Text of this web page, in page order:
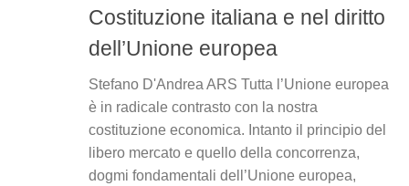
Costituzione italiana e nel diritto
dell’Unione europea
Stefano D'Andrea ARS Tutta l’Unione europea
è in radicale contrasto con la nostra
costituzione economica. Intanto il principio del
libero mercato e quello della concorrenza,
dogmi fondamentali dell’Unione europea,